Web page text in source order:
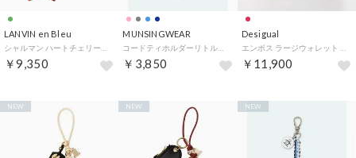
LANVIN en Bleu
￥9,350
MUNSINGWEAR
￥3,850
Desigual
￥11,900
NEW NEW NEW